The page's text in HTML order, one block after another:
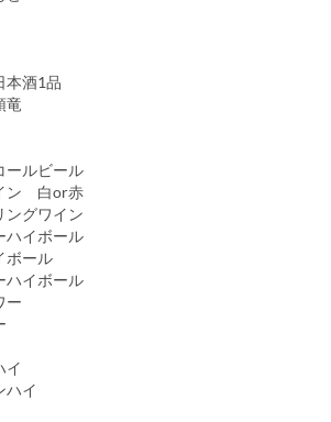
本酒1品
ールビール
ン 白or赤
ングワイン
ハイボール
ボール
ハイボール
ー
イ
ハイ